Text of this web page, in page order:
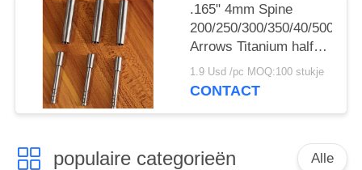
.165" 4mm Spine
200/250/300/350/40/500
Arrows Titanium half
out inserts and Collars
Sleeve
1.9 Usd /pc MOQ:100 stukje
CONTACT
populaire categorieën Alle